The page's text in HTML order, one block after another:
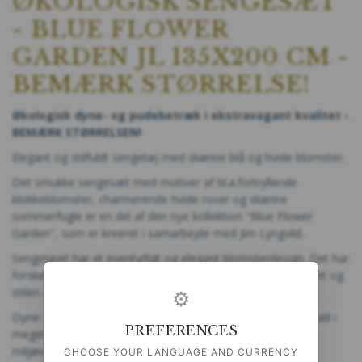
- BLUE FLOWER
GARDEN JL 135X200 CM -
BEMÆRK STØRRELSE!
Økologisk dyne- og pudebetræk i ekstravagant kvalitet -
BEMÆRK STØRRELSEN!
Elegant og stilfuldt sengetøj med skønne blå og hvide blomster.
Det smukke sengesæt med motiver af bl.a.fortryllende
klokkeblomster, charmerende hvide roser og skønne
sommerfugle er en del af den nye kollektion "Blue Flower
Garden", som er kreeret i samarbejde med Jim Lyngvild.
Sengetøjet har et eventyrligt og elegant blomsterdesign. Det har
forskellige motiver på hver side, så du kan varierer udtrykket og
stilen alt efter ønske.
Dyne- og pudebetræk er fremstillet i 100% økologisk bomuld i
meget høj kvalitet. Sættet er produceret i EU og trykt med
miljøvenlige farver.
⚙
PREFERENCES
CHOOSE YOUR LANGUAGE AND CURRENCY